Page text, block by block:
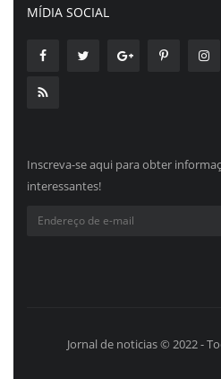
MÍDIA SOCIAL
Inscreva-se aqui para obter
interessantes!
Jornal de noticias © 2022 -